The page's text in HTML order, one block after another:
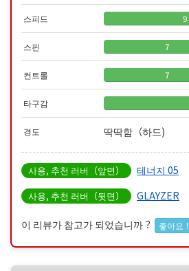
스피드 9
스핀 7
컨트롤 7
타구감
경도 딱딱함（하드)
사용, 추천 러버（앞면） 테너지 05
사용, 추천 러버（뒷면） GLAYZER
이 리뷰가 참고가 되었습니까？ 좋아요！